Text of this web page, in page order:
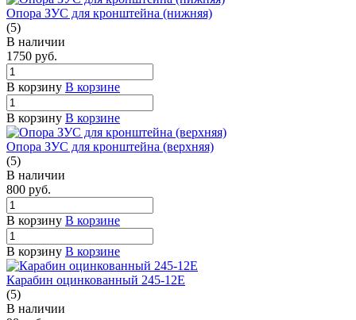
Опора ЗУС для кронштейна (нижняя)
(5)
В наличии
1750 руб.
В корзину В корзине
В корзину В корзине
Опора ЗУС для кронштейна (верхняя)
(5)
В наличии
800 руб.
В корзину В корзине
В корзину В корзине
Карабин оцинкованный 245-12E
(5)
В наличии